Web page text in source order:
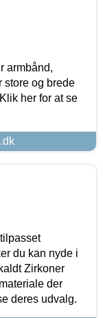
armbånd,
store og brede
her for at se
du kan nyde i
Zirkoner
der
deres udvalg.